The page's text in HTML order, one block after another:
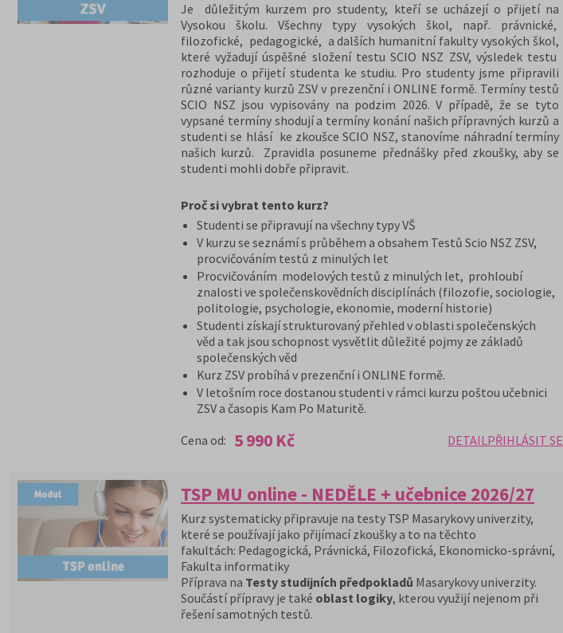
Je důležitým kurzem pro studenty, kteří se ucházejí o přijetí na
Vysokou školu. Všechny typy vysokých škol, např. právnické,
filozofické, pedagogické, a dalších humanitní fakulty vysokých škol,
které vyžadují úspěšné složení testu SCIO NSZ ZSV, výsledek testu
rozhoduje o přijetí studenta ke studiu. Pro studenty jsme připravili
různé varianty kurzů ZSV v prezenční i ONLINE formě. Termíny testů
SCIO NSZ jsou vypisovány na podzim 2026. V případě, že se tyto
vypsané termíny shodují a termíny konání našich přípravných kurzů a
studenti se hlásí ke zkoušce SCIO NSZ, stanovíme náhradní termíny
našich kurzů. Zpravidla posuneme přednášky před zkoušky, aby se
studenti mohli dobře připravit.
Proč si vybrat tento kurz?
Studenti se připravují na všechny typy VŠ
V kurzu se seznámí s průběhem a obsahem Testů Scio NSZ ZSV,
procvičováním testů z minulých let
Procvičováním modelových testů z minulých let, prohloubí
znalosti ve společenskovědních disciplínách (filozofie, sociologie,
politologie, psychologie, ekonomie, moderní historie)
Studenti získají strukturovaný přehled v oblasti společenských
věd a tak jsou schopnost vysvětlit důležité pojmy ze základů
společenských věd
Kurz ZSV probíhá v prezenční i ONLINE formě.
V letošním roce dostanou studenti v rámci kurzu poštou učebnici
ZSV a časopis Kam Po Maturitě.
Cena od: 5 990 Kč DETAILPŘIHLÁSIT SE
TSP MU online - NEDĚLE + učebnice 2026/27
Kurz systematicky připravuje na testy TSP Masarykovy univerzity,
které se používají jako přijímací zkoušky a to na těchto
fakultách: Pedagogická, Právnická, Filozofická, Ekonomicko-správní,
Fakulta informatiky
Příprava na Testy studijních předpokladů Masarykovy univerzity.
Součástí přípravy je také oblast logiky, kterou využijí nejenom při
řešení samotných testů.